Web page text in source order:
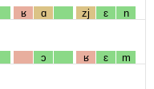
ʁ ɑ zj ɛ n
ɔ ʁ ɛ m